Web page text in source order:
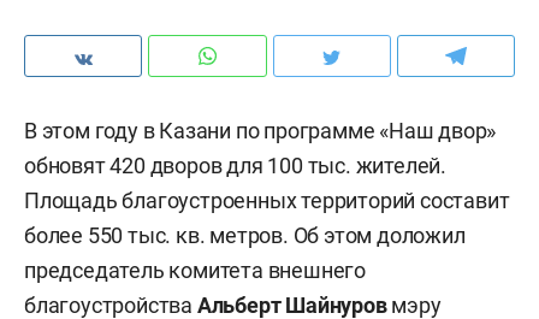
В этом году в Казани по программе «Наш двор»
обновят 420 дворов для 100 тыс. жителей.
Площадь благоустроенных территорий составит
более 550 тыс. кв. метров. Об этом доложил
председатель комитета внешнего
благоустройства Альберт Шайнуровмэру